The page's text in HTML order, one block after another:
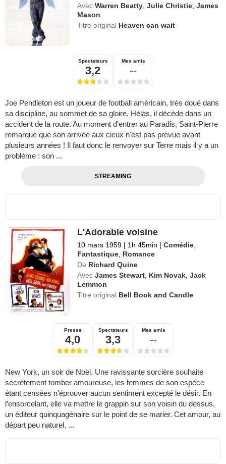
Avec Warren Beatty,Julie Christie,James
Mason
Titre original Heaven can wait
Spectateurs
3,2
Mes amis
--
Joe Pendleton est un joueur de football américain, très doué dans
sa discipline, au sommet de sa gloire. Hélàs, il décède dans un
accident de la route. Au moment d'entrer au Paradis, Saint-Pierre
remarque que son arrivée aux cieux n'est pas prévue avant
plusieurs années ! Il faut donc le renvoyer sur Terre mais il y a un
problème : son ...
STREAMING
L'Adorable voisine
10 mars 1959 | 1h 45min | Comédie
Fantastique Romance
De Richard Quine
Avec James Stewart Kim Novak ,Jack
Lemmon
Titre original Bell Book and Candle
Presse
4,0
Spectateurs
3,3
Mes amis
--
New York, un soir de Noël. Une ravissante sorcière souhaite
secrètement tomber amoureuse, les femmes de son espèce
étant censées n'éprouver aucun sentiment excepté le désir. En
l’ensorcelant, elle va mettre le grappin sur son voisin du dessus,
un éditeur quinquagénaire sur le point de se marier. Cet amour, au
départ peu naturel, ...